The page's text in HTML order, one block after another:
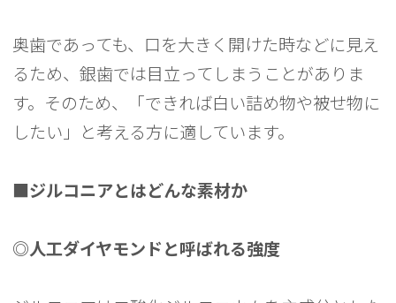
奥歯であっても、口を大きく開けた時などに見え
るため、銀歯では目立ってしまうことがありま
す。そのため、「できれば白い詰め物や被せ物に
したい」と考える方に適しています。
■ジルコニアとはどんな素材か
◎人工ダイヤモンドと呼ばれる強度